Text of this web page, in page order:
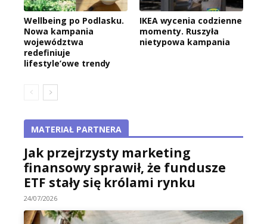
Wellbeing po Podlasku.
Nowa kampania
województwa
redefiniuje
lifestyle’owe trendy
IKEA wycenia codzienne
momenty. Ruszyła
nietypowa kampania
MATERIAŁ PARTNERA
Jak przejrzysty marketing
finansowy sprawił, że fundusze
ETF stały się królami rynku
24/07/2026